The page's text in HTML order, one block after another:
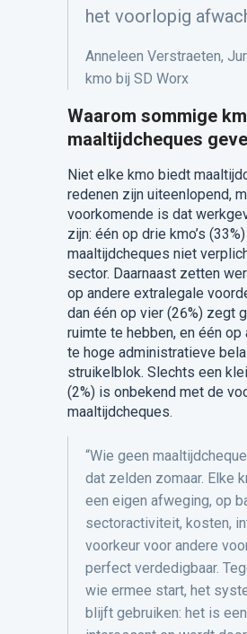
het voorlopig
Anneleen Verstraeten,
kmo bij SD Worx
Waarom sommige
maaltijdcheques
Niet elke kmo biedt
redenen zijn uiteenlopend,
voorkomende is dat
zijn: één op drie kmo’s
maaltijdcheques niet
sector. Daarnaast zetten
op andere extralegale
dan één op vier (26%) zegt
ruimte te hebben, en één
te hoge administratieve
struikelblok. Slechts een
(2%) is onbekend met de
maaltijdcheques.
“Wie geen
dat zelden zomaar. Elke
een eigen afweging, op
sectoractiviteit, kosten,
voorkeur voor andere
perfect verdedigbaar.
wie ermee start, het
blijft gebruiken: het is